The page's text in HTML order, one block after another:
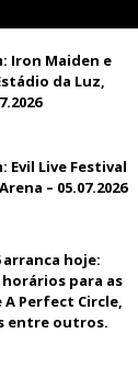
Iron Maiden e
da Luz,
Evil Live Festival
– 05.07.2026
arranca hoje:
para as
Perfect Circle,
entre outros.